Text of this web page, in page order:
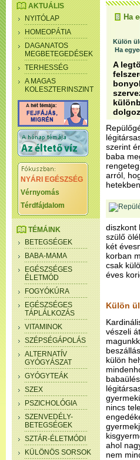
AKTUÁLIS
NYITÓLAP
HOMEOPÁTIA
DAGANATOS
MEGBETEGEDÉSEK
TERHESSÉG
A MAGAS
KOLESZTERINSZINT
NYÁRI EGÉSZSÉG
Vérnyomás
Térdfájdalom
TÉMÁINK
BETEGSÉGEK
BABA-MAMA
EGÉSZSÉGES
ÉLETMÓD
FOGYÓKÚRA
EGÉSZSÉGES
TÁPLÁLKOZÁS
VITAMINOK
SZÉPSÉGÁPOLÁS
ALTERNATÍV
GYÓGYÁSZAT
GYÓGYTEÁK
SZEX
PSZICHOLÓGIA
SZENVEDÉLY-
BETEGSÉGEK
SZTÁR-ÉLETMÓDI
KÜLÖNÖS SORSOK
Ha
Külön
Ha
A
szerint
baba
arról,
diszkont
szülő
két
korban
csak
éves
Külön
vészeli
külön
nincs
ahol
nem